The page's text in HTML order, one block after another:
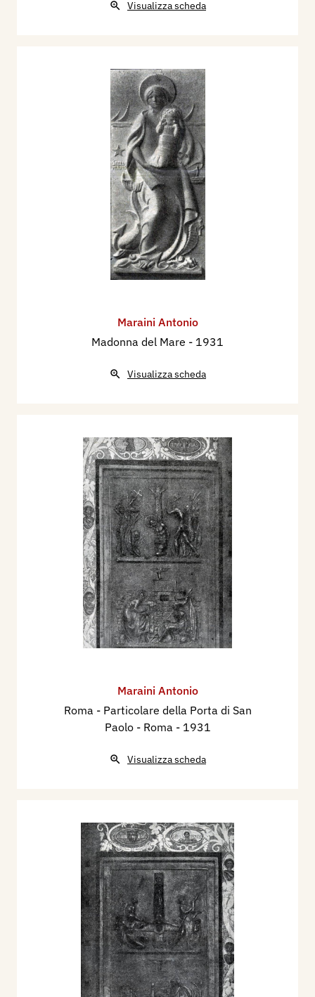
Visualizza scheda
Maraini Antonio
Madonna del Mare - 1931
Visualizza scheda
Maraini Antonio
Roma - Particolare della Porta di San
Paolo - Roma - 1931
Visualizza scheda